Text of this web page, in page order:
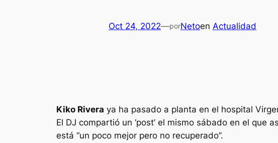
Oct 24, 2022—porNetoen Actualidad
Kiko Rivera ya ha pasado a planta en el hospital
El DJ compartió un ‘post’ el mismo sábado en el que
está “un poco mejor pero no recuperado”.